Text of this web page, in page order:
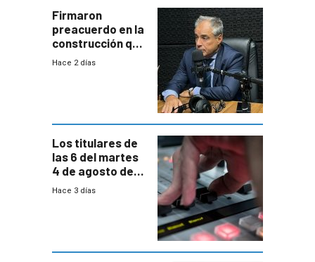
proyectos
Firmaron
preacuerdo en la
construcción que
comprende
Hace 2 días
Los titulares de
las 6 del martes
4 de agosto de
2026
Hace 3 días